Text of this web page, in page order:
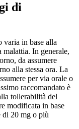
di
varia in base alla
In generale,
da assumere
alla stessa ora. La
per via orale o
raccomandato è
tollerabilità del
modificata in base
di 20 mg o più